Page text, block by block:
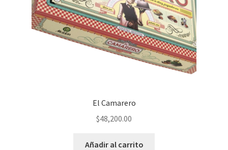
El Camarero
$48,200.00
Añadir al carrito